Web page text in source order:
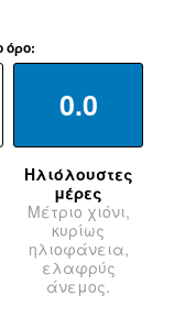
όρο:
0.0
Ηλιόλουστες
μέρες
Μέτριο χιόνι,
κυρίως
ηλιοφάνεια,
ελαφρύς
άνεμος.